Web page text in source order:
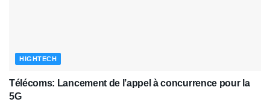
HIGHTECH
Télécoms: Lancement de l’appel à concurrence pour la
5G